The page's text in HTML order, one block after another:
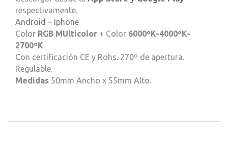
respectivamente.
Android – Iphone
Color RGB MUlticolor + Color 6000ºK-4000ºK-
2700ºK.
Con certificación CE y Rohs. 270º de apertura.
Regulable.
Medidas 50mm Ancho x 55mm Alto.